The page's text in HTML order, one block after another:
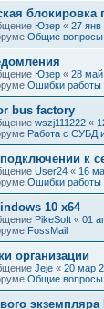
блокировка
Юзер « 27 янв
Общие вопросы
Юзер « 28 май
Ошибки работы
bus factory
wszj111222 «
Работа с СУБД
к
User24 « 16
Ошибки работы
10 x64
PikeSoft « 01
FossMail
организации
Jeje « 20 мар
Общие вопросы
экземпляра